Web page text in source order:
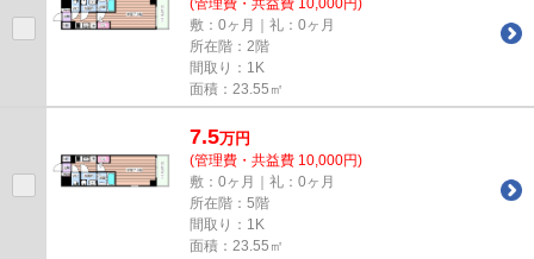
(管理費・共益費 10,000円)
敷：0ヶ月｜礼：0ヶ月
所在階：2階
間取り：1K
面積：23.55㎡
7.5万円
(管理費・共益費 10,000円)
敷：0ヶ月｜礼：0ヶ月
所在階：5階
間取り：1K
面積：23.55㎡